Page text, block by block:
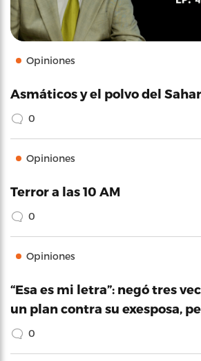
Opiniones
Asmáticos y el polvo del
0
Opiniones
Terror a las 10 AM
0
Opiniones
“Esa es mi letra”: negó tres
un plan contra su exesposa,
0